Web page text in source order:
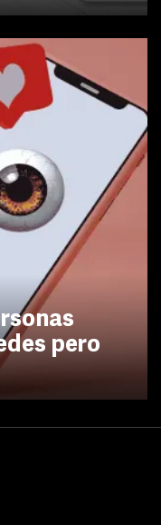
pero